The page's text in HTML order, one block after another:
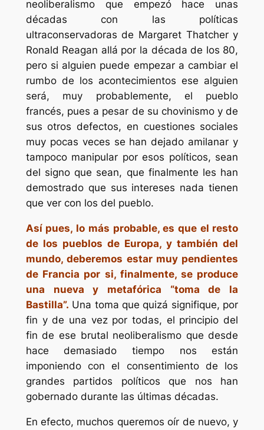
neoliberalismo que empezó hace unas
décadas con las políticas
ultraconservadoras de Margaret Thatcher y
Ronald Reagan allá por la década de los 80,
pero si alguien puede empezar a cambiar el
rumbo de los acontecimientos ese alguien
será, muy probablemente, el pueblo
francés, pues a pesar de su chovinismo y de
sus otros defectos, en cuestiones sociales
muy pocas veces se han dejado amilanar y
tampoco manipular por esos políticos, sean
del signo que sean, que finalmente les han
demostrado que sus intereses nada tienen
que ver con los del pueblo.
Así pues, lo más probable, es que el resto
de los pueblos de Europa, y también del
mundo, deberemos estar muy pendientes
de Francia por si, finalmente, se produce
una nueva y metafórica “toma de la
Bastilla”. Una toma que quizá signifique, por
fin y de una vez por todas, el principio del
fin de ese brutal neoliberalismo que desde
hace demasiado tiempo nos están
imponiendo con el consentimiento de los
grandes partidos políticos que nos han
gobernado durante las últimas décadas.
En efecto, muchos queremos oír de nuevo, y